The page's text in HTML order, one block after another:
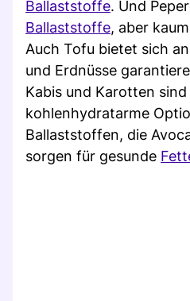
Ballaststoffe. Und
Ballaststoffe, aber
Auch Tofu bietet sich
und Erdnüsse
Kabis und Karotten
kohlenhydratarme
Ballaststoffen, die
sorgen für gesunde